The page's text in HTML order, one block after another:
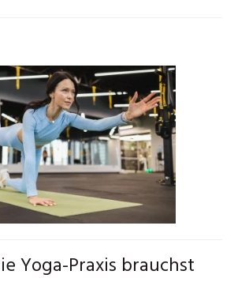
Yoga-Praxis brauchst